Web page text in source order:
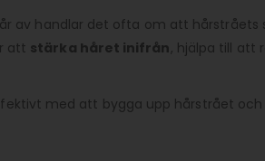
av handlar det ofta om att hårstråets
att stärka håret inifrån, hjälpa till att
med att bygga upp hårstrået